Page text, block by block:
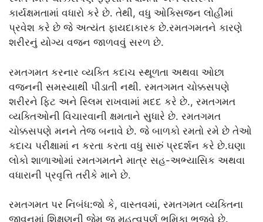
કાર્યક્ષમતામાં વધારો કરે છે. તેથી, વધુ ઓક્સિજન લોહીમાં
પ્રવેશ કરે છે જે અત્યંત ફાયદાકારક છે.રમતગમતને કારણે
શરીરનું યોગ્ય વજન જાળવવું સરળ છે.
રમતગમત કરનાર વ્યક્તિ કદાચ સ્થૂળતા અથવા ઓછા
વજનની સમસ્યાથી પીડાતી નથી. રમતગમત ચોક્કસપણે
શરીરને ફિટ અને સ્લિમ રાખવામાં મદદ કરે છે., રમતગમત
વ્યક્તિઓની વિચારવાની ક્ષમતાને સુધારે છે. રમતગમત
ચોક્કસપણે મનને તેજ બનાવે છે. જે બાળકો રમતો રમે છે તેઓ
કદાચ પરીક્ષામાં ન કરતા કરતા વધુ સારું પ્રદર્શન કરે છે.ઘણા
લોકો શાળાઓમાં રમતગમતને માત્ર સહ-અભ્યાસિક અથવા
વધારાની પ્રવૃત્તિ તરીકે માને છે.
રમતગમત પર નિબંધ:જો કે, વાસ્તવમાં, રમતગમત વ્યક્તિના
જીવનમાં શિક્ષણની જેમ જ મહત્વપૂર્ણ ભૂમિકા ભજવે છે.